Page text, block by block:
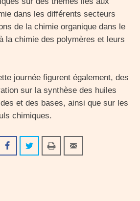
dans les différents secteurs
de la chimie organique dans le
la chimie des polymères et leurs
journée figurent également, des
sur la synthèse des huiles
et des bases, ainsi que sur les
chimiques.